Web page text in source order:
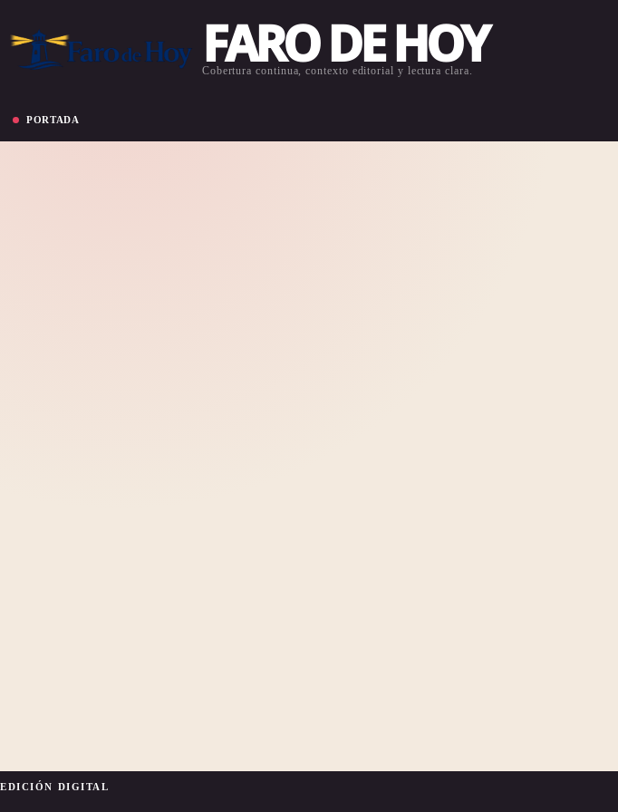
FARO DE HOY
Cobertura continua, contexto editorial y lectura clara.
PORTADA
EDICIÓN DIGITAL